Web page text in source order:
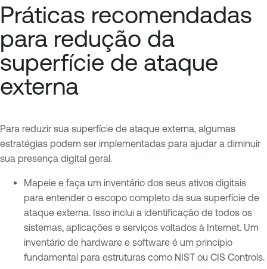
Práticas recomendadas
para redução da
superfície de ataque
externa
Para reduzir sua superfície de ataque externa, algumas
estratégias podem ser implementadas para ajudar a diminuir
sua presença digital geral.
Mapeie e faça um inventário dos seus ativos digitais
para entender o escopo completo da sua superfície de
ataque externa. Isso inclui a identificação de todos os
sistemas, aplicações e serviços voltados à Internet. Um
inventário de hardware e software é um princípio
fundamental para estruturas como NIST ou CIS Controls.